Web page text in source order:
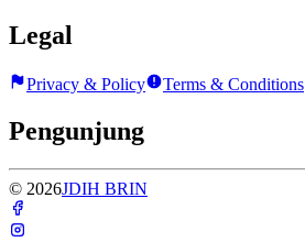
Legal
Privacy & Policy Terms & Conditions
Pengunjung
© 2026JDIH BRIN